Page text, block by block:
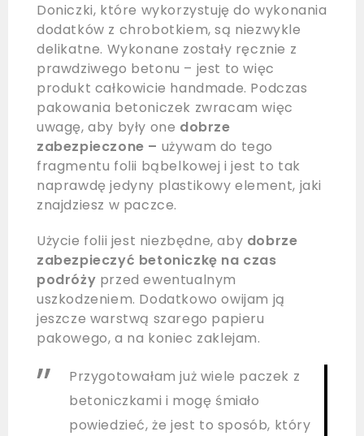
Doniczki, które wykorzystuję do wykonania
dodatków z chrobotkiem, są niezwykle
delikatne. Wykonane zostały ręcznie z
prawdziwego betonu – jest to więc
produkt całkowicie handmade. Podczas
pakowania betoniczek zwracam więc
uwagę, aby były one dobrze
zabezpieczone – używam do tego
fragmentu folii bąbelkowej i jest to tak
naprawdę jedyny plastikowy element, jaki
znajdziesz w paczce.
Użycie folii jest niezbędne, aby dobrze
zabezpieczyć betoniczkę na czas
podróży przed ewentualnym
uszkodzeniem. Dodatkowo owijam ją
jeszcze warstwą szarego papieru
pakowego, a na koniec zaklejam.
Przygotowałam już wiele paczek z
betoniczkami i mogę śmiało
powiedzieć, że jest to sposób, który